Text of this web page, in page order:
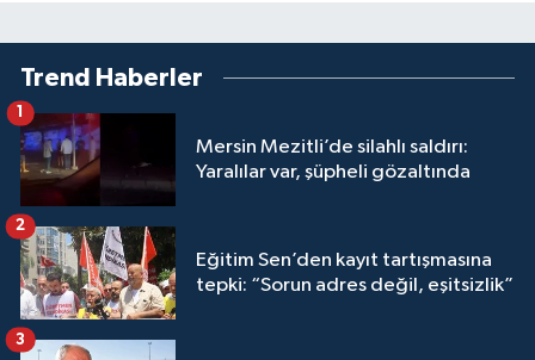
Trend Haberler
Mersin Mezitli’de silahlı saldırı:
Yaralılar var, şüpheli gözaltında
1
Eğitim Sen’den kayıt tartışmasına
tepki: “Sorun adres değil, eşitsizlik”
2
3